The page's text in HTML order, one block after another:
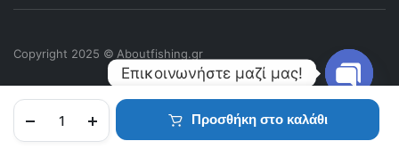
Προσθήκη στο καλάθι
Copyright 2025 © Αboutfishing.gr
ΑΡΧΙΚΉ ΠΡΟΪΌΝΤΑ ΑΓΑΠΗΜΈΝΑ ΛΟΓΑΡΙΑΣΜΌΣ
Επικοινωνήστε μαζί μας!
chaty